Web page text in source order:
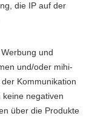
die IP auf der
und
und/oder mihi-
Kommunikation
negativen
über die Produkte